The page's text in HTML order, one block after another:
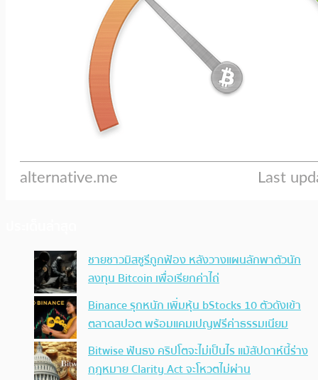
ชายชาวมิสซูรีถูกฟ้อง หลังวางแผนลักพาตัวนัก
ลงทุน Bitcoin เพื่อเรียกค่าไถ่
Binance รุกหนัก เพิ่มหุ้น bStocks 10 ตัวดังเข้า
ตลาดสปอต พร้อมแคมเปญฟรีค่าธรรมเนียม
Bitwise ฟันธง คริปโตจะไม่เป็นไร แม้สัปดาห์นี้ร่าง
กฎหมาย Clarity Act จะโหวตไม่ผ่าน